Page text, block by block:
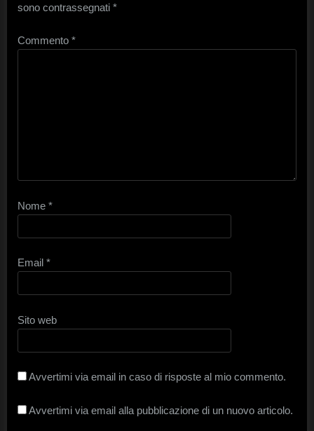
sono contrassegnati *
Commento *
Nome *
Email *
Sito web
Avvertimi via email in caso di risposte al mio commento.
Avvertimi via email alla pubblicazione di un nuovo articolo.